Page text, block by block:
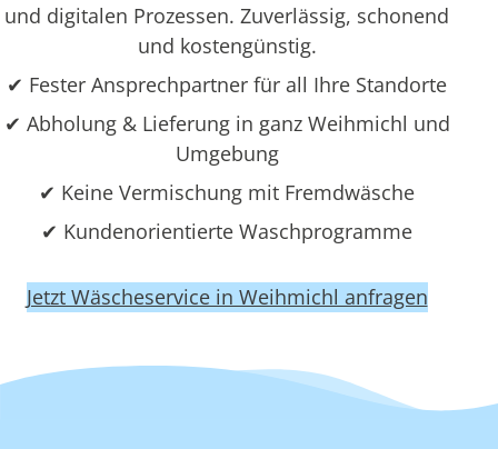
und digitalen Prozessen. Zuverlässig, schonend
und kostengünstig.
✔ Fester Ansprechpartner für all Ihre Standorte
✔ Abholung & Lieferung in ganz Weihmichl und
Umgebung
✔ Keine Vermischung mit Fremdwäsche
✔ Kundenorientierte Waschprogramme
Jetzt Wäscheservice in Weihmichl anfragen